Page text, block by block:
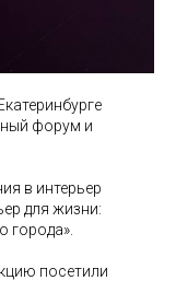
форум и
в интерьер
для жизни:
города».
посетили